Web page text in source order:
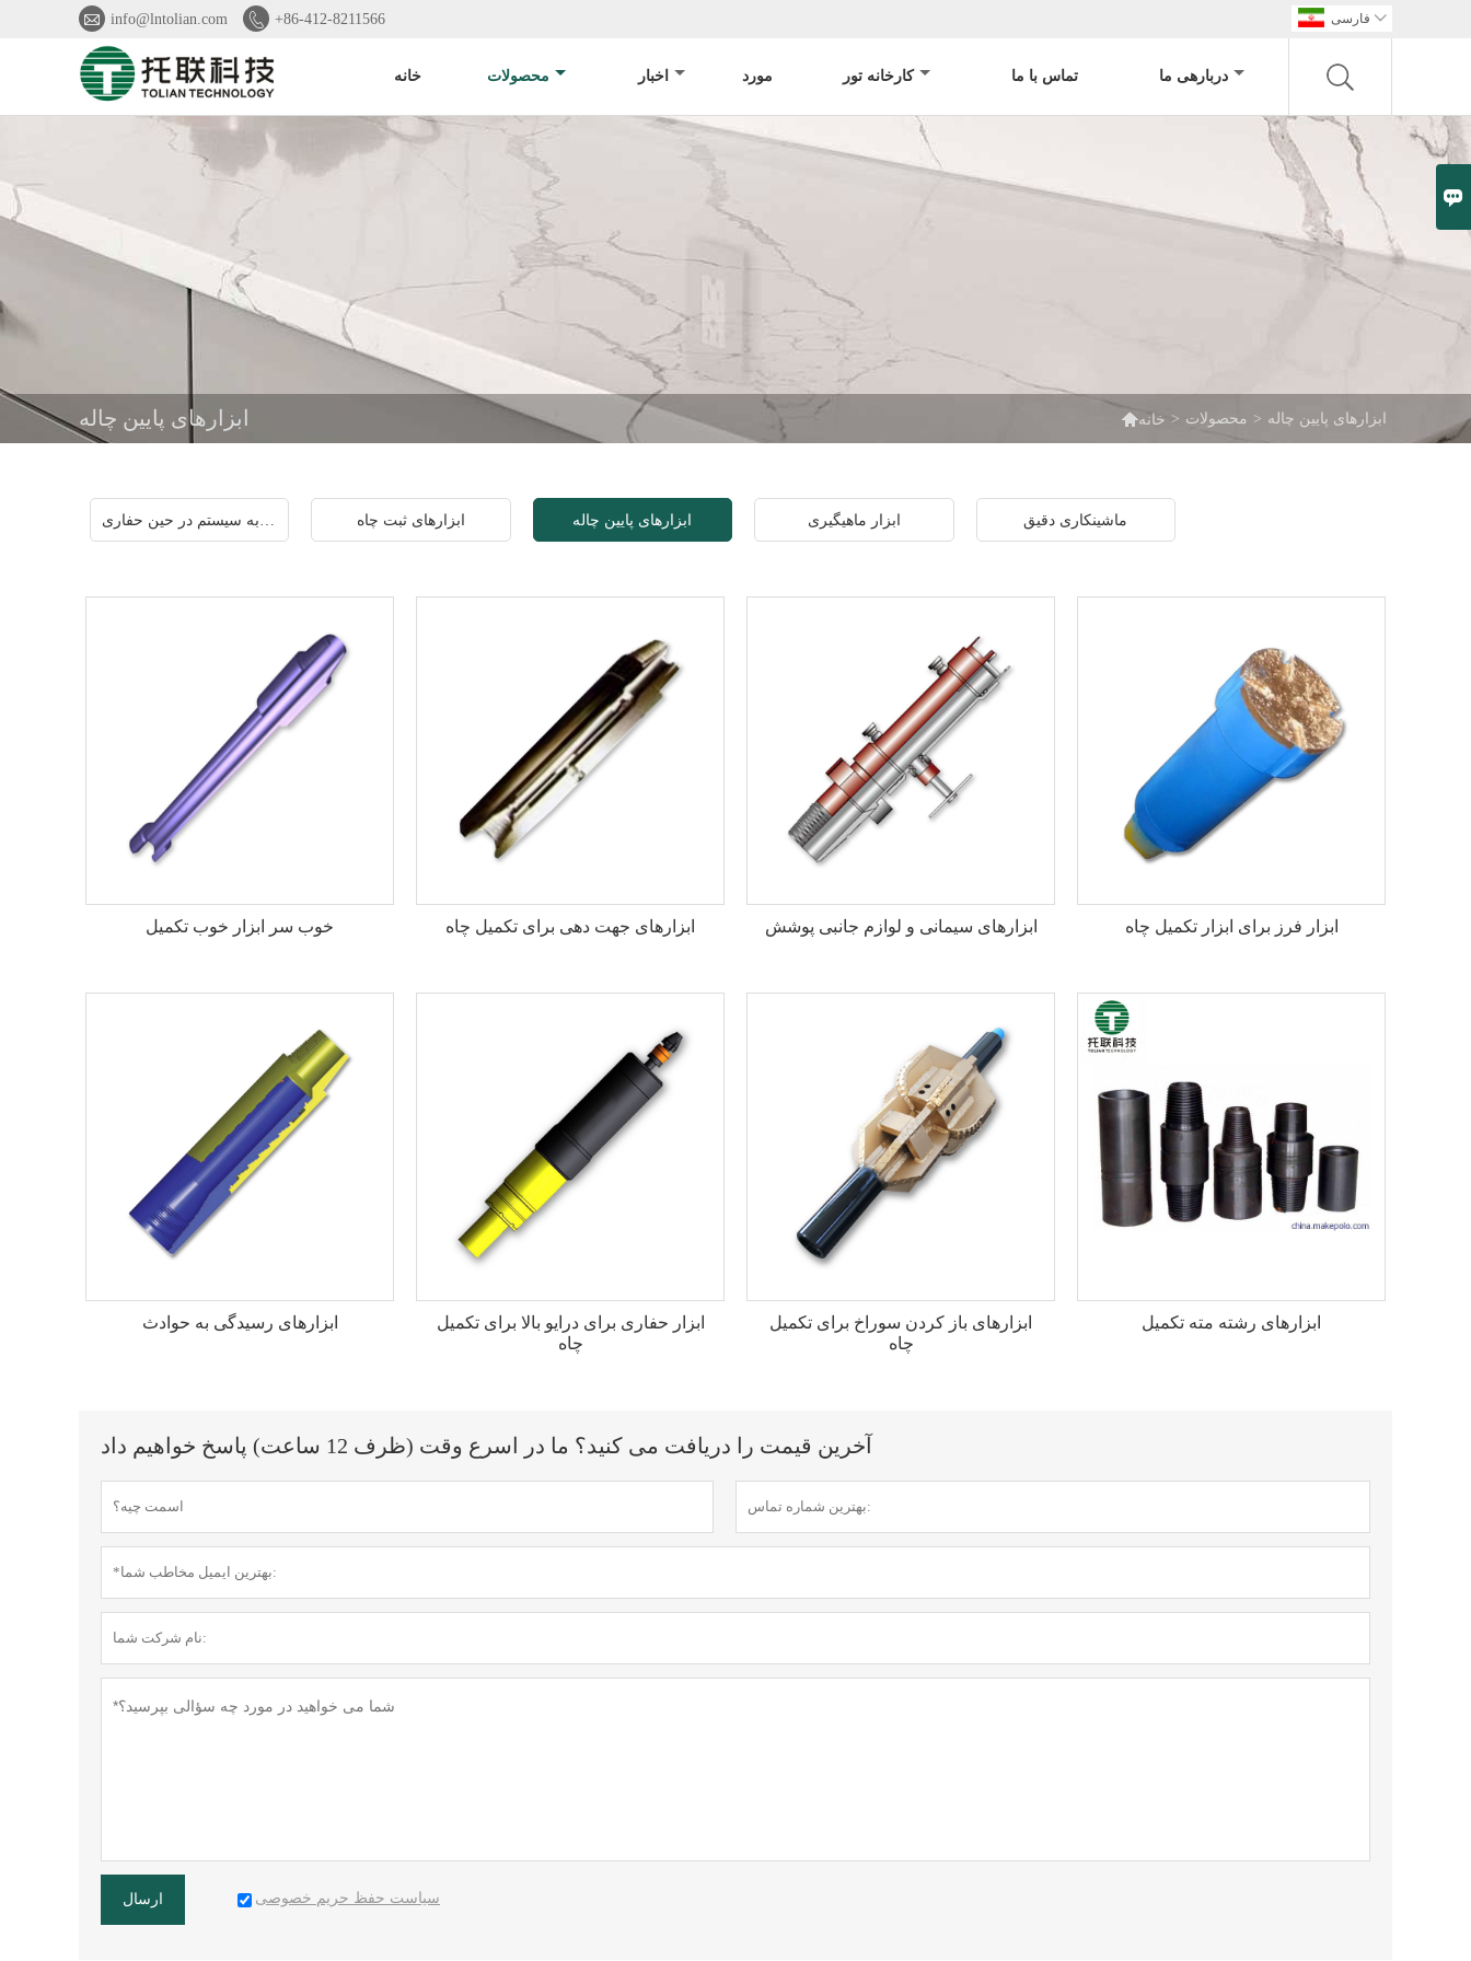

 info@lntolian.com  +86-412-8211566 فارسی 
خانه محصولات اخبار مورد کارخانه تور تماس با ما دربارهی ما
ابزارهای پایین چاله خانه > محصولات > ابزارهای پایین چاله
ورود به سیستم در حین حفاری ابزارهای ثبت چاه ابزارهای پایین چاله ابزار ماهیگیری ماشینکاری دقیق
خوب سر ابزار خوب تکمیل ابزارهای جهت دهی برای تکمیل چاه ابزارهای سیمانی و لوازم جانبی پوشش ابزار فرز برای ابزار تکمیل چاه
ابزارهای رسیدگی به حوادث
ابزار حفاری برای درایو بالا برای تکمیل
چاه
ابزارهای باز کردن سوراخ برای تکمیل
چاه
ابزارهای رشته مته تکمیل
آخرین قیمت را دریافت می کنید؟ ما در اسرع وقت (ظرف 12 ساعت) پاسخ خواهیم داد
ارسال سیاست حفظ حریم خصوصی